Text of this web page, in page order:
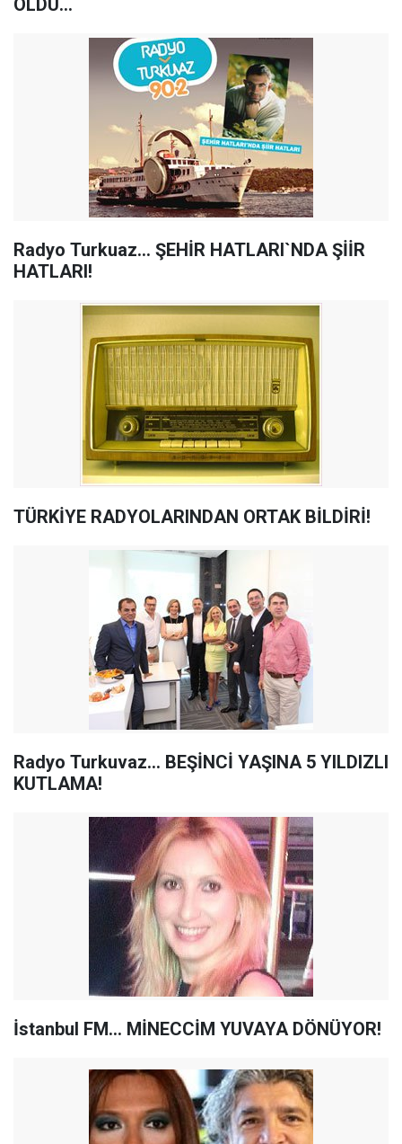
OLDU...
Radyo Turkuaz... ŞEHİR HATLARI`NDA ŞİİR
HATLARI!
TÜRKİYE RADYOLARINDAN ORTAK BİLDİRİ!
Radyo Turkuvaz... BEŞİNCİ YAŞINA 5 YILDIZLI
KUTLAMA!
İstanbul FM... MİNECCİM YUVAYA DÖNÜYOR!